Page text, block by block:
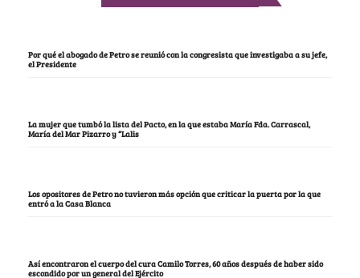
Por qué el abogado de Petro se reunió con la congresista que investigaba a su jefe,
el Presidente
La mujer que tumbó la lista del Pacto, en la que estaba María Fda. Carrascal,
María del Mar Pizarro y “Lalis
Los opositores de Petro no tuvieron más opción que criticar la puerta por la que
entró a la Casa Blanca
Así encontraron el cuerpo del cura Camilo Torres, 60 años después de haber sido
escondido por un general del Ejército